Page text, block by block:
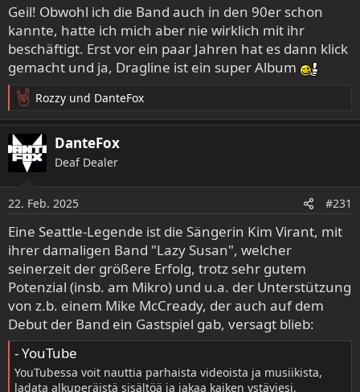
Auf YouTube findest du die angesagtesten Videos und
Tracks. Außerdem kannst du eigene Inhalte hochladen
und mit Freunden oder gleich der ganzen Welt teilen.
www.youtube.com
Geil! Obwohl ich die Band auch in den 90er schon
kannte, hatte ich mich aber nie wirklich mit ihr
beschäftigt. Erst vor ein paar Jahren hat es dann klick
gemacht und ja, Dragline ist ein super Album
R
e
a
k
t
n
e
n
Rozzy und DanteFox
DanteFox
Deaf Dealer
22. Feb. 2025 #231
Eine Seattle-Legende ist die Sängerin Kim Virant, mit
ihrer damaligen Band "Lazy Susan", welcher
seinerzeit der größere Erfolg, trotz sehr gutem
Potenzial (insb. am Mikro) und u.a. der Unterstützung
von z.b. einem Mike McCready, der auch auf dem
Debut der Band ein Gastspiel gab, versagt blieb:
- YouTube
YouTubessa voit nauttia parhaista videoista ja musiikista,
ladata alkuperäistä sisältöä ja jakaa kaiken ystäviesi,